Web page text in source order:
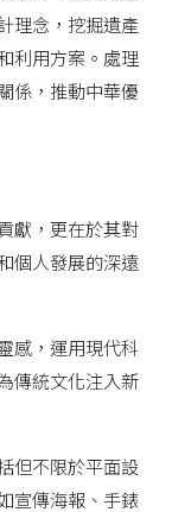
理念，挖掘遺產
利用方案。處理
係，推動中華優
獻，更在於其對
個人發展的深遠
感，運用現代科
傳統文化注入新
但不限於平面設
宣傳海報、手錶